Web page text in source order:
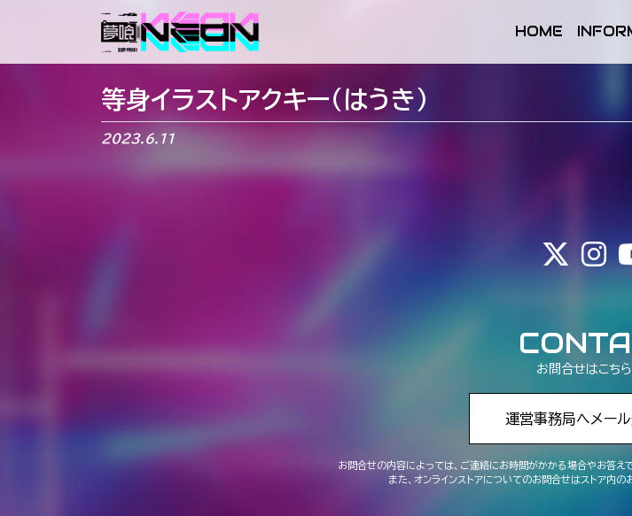
メインナビゲーション
HOME
等身イラストアクキー（はうき）
2023.6.11
お問合せはこち
運営事務局へメー
お問合せの内容によっては、ご連絡にお時間がかかる場合やお答え
また、オンラインストアについてのお問合せはストア内の